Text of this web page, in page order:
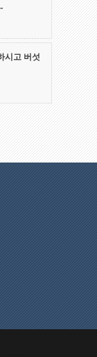
시고 버섯